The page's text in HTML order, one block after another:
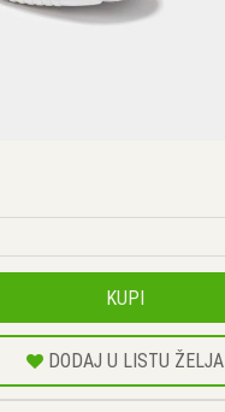
KUPI
DODAJ U LISTU ŽELJA